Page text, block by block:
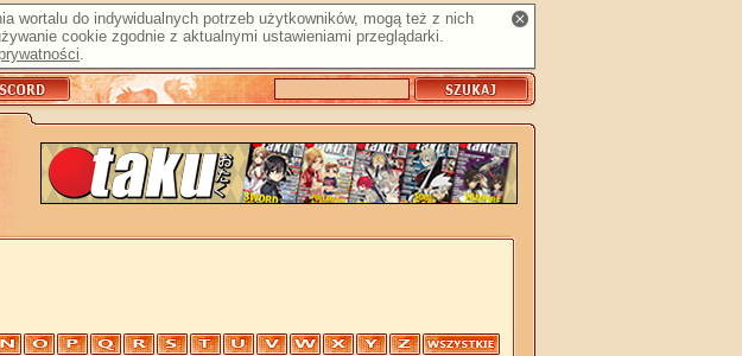
wortalu do indywidualnych potrzeb użytkowników, mogą też z nich
cookie zgodnie z aktualnymi ustawieniami przeglądarki.
.